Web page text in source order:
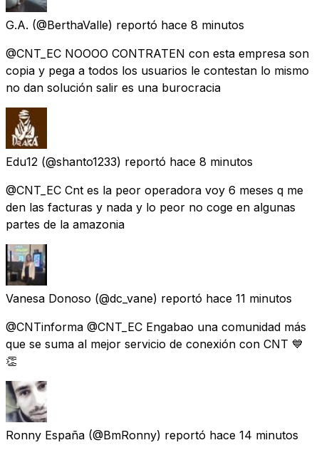
G.A. (@BerthaValle) reportó hace 8 minutos
@CNT_EC NOOOO CONTRATEN con esta empresa son
copia y pega a todos los usuarios le contestan lo mismo
no dan solución salir es una burocracia
Edu12 (@shanto1233) reportó hace 8 minutos
@CNT_EC Cnt es la peor operadora voy 6 meses q me
den las facturas y nada y lo peor no coge en algunas
partes de la amazonia
Vanesa Donoso (@dc_vane) reportó hace 11 minutos
@CNTinforma @CNT_EC Engabao una comunidad más
que se suma al mejor servicio de conexión con CNT 💙
👏
Ronny España (@BmRonny) reportó hace 14 minutos